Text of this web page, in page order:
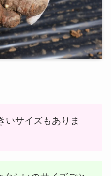
いサイズもありま